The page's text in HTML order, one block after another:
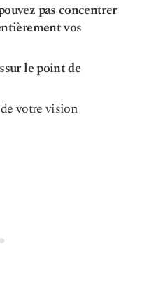
pas concentrer
vos
sur le point de
votre vision